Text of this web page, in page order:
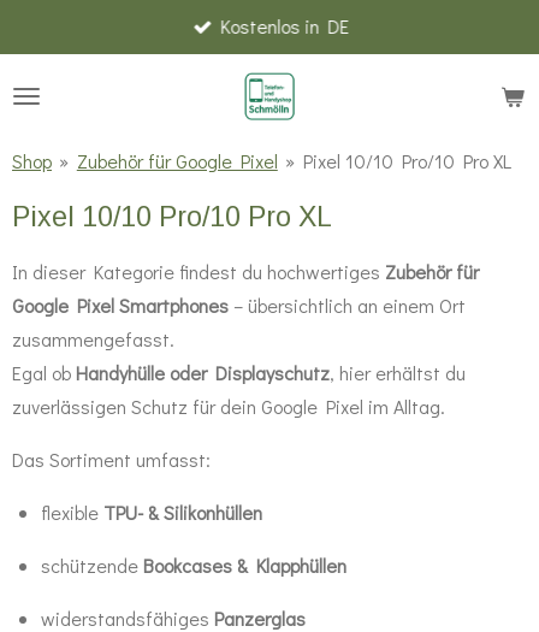
Hauptinhalt
springen
Kostenlos in DE
Shop » Zubehör für Google Pixel » Pixel 10/10 Pro/10 Pro XL
Pixel 10/10 Pro/10 Pro XL
In dieser Kategorie findest du hochwertiges Zubehör für
Google Pixel Smartphones – übersichtlich an einem Ort
zusammengefasst.
Egal ob Handyhülle oder Displayschutz, hier erhältst du
zuverlässigen Schutz für dein Google Pixel im Alltag.
Das Sortiment umfasst:
flexible TPU- & Silikonhüllen
schützende Bookcases & Klapphüllen
widerstandsfähiges Panzerglas